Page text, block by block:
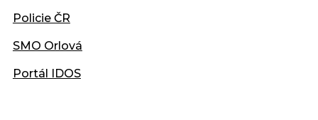
Policie ČR
SMO Orlová
Portál IDOS